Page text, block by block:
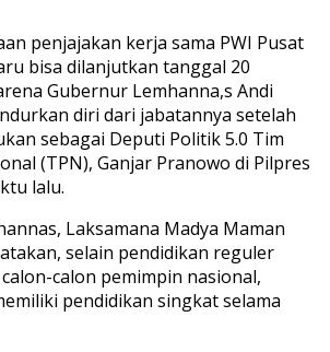
penjajakan kerja sama PWI Pusat
bisa dilanjutkan tanggal 20
Gubernur Lemhanna,s Andi
diri dari jabatannya setelah
sebagai Deputi Politik 5.0 Tim
(TPN), Ganjar Pranowo di Pilpres
lalu.
Laksamana Madya Maman
selain pendidikan reguler
calon pemimpin nasional,
pendidikan singkat selama